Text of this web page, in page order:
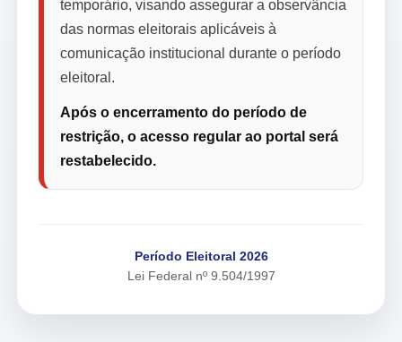
temporário, visando assegurar a observância
das normas eleitorais aplicáveis à
comunicação institucional durante o período
eleitoral.
Após o encerramento do período de
restrição, o acesso regular ao portal será
restabelecido.
Período Eleitoral 2026
Lei Federal nº 9.504/1997